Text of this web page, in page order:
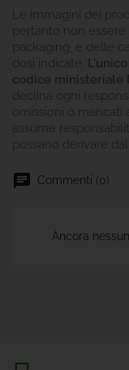
Le immagini dei
pertanto non
packaging, e delle
dosi indicate.
codice ministeriale
declina ogni
omissioni o
assume
possano derivare
Commenti (0)
Ancora